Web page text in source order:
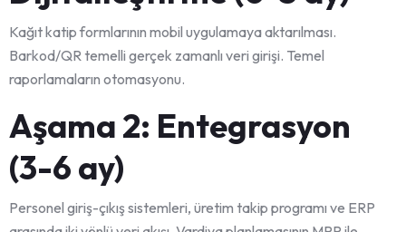
Kağıt katip formlarının mobil uygulamaya aktarılması.
Barkod/QR temelli gerçek zamanlı veri girişi. Temel
raporlamaların otomasyonu.
Aşama 2: Entegrasyon
(3-6 ay)
Personel giriş-çıkış sistemleri, üretim takip programı ve ERP